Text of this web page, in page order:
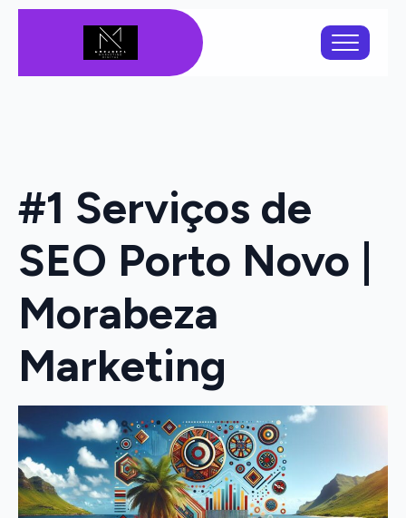
#1 Serviços de
SEO Porto Novo |
Morabeza
Marketing